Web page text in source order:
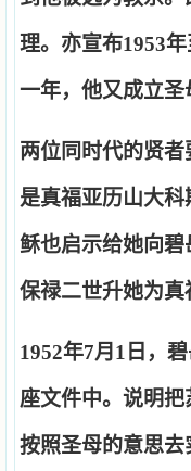
理。亦宣布1953
一年，他又成立
两位同时代的贤
是真福亚历山大
稣也启示给她向
保禄二世升她为真
1952年7月1日，
座文件中。说明
按照圣母的意思